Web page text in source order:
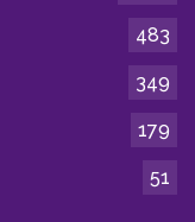
483
349
179
51